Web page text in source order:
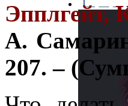
Эпплгейт,
А.
207. –